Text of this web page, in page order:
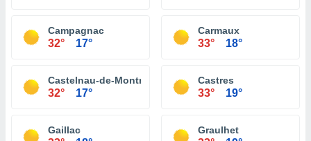
Campagnac
32° 17°
Carmaux
33° 18°
Castelnau-de-Montmiral
32° 17°
Castres
33° 19°
Gaillac Graulhet